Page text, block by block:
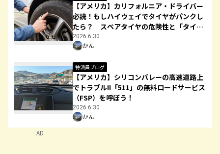
【アメリカ】カリフォルニア・ドライバー
必読！もしハイウェイでタイヤがパンクし
たら？ スペアタイヤの危険性と「タイヤ
サイズ」の正しい見方・伝え方
2026.6.30
かん
特派員ブログ
【アメリカ】シリコンバレーの高速道路上
でトラブル!!「511」の無料ロードサービス
（FSP）を呼ぼう！
2026.6.30
かん
AD